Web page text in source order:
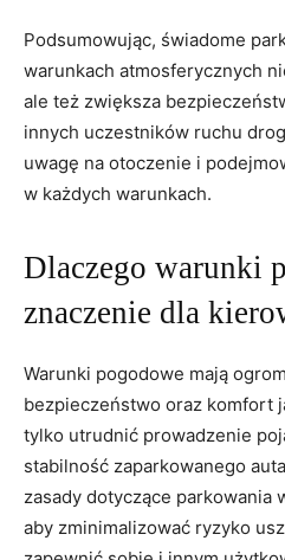
Podsumowując, świadome
warunkach atmosferycznych
ale też zwiększa
innych uczestników ruchu
uwagę na otoczenie i‍
w każdych warunkach.
Dlaczego​ warunki
znaczenie dla
Warunki pogodowe mają
bezpieczeństwo oraz ⁣komfort
tylko ⁣utrudnić prowadzenie
stabilność zaparkowanego
zasady dotyczące parkowania⁣
aby zminimalizować ryzyko